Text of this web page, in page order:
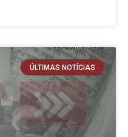
ÚLTIMAS NOTÍCIAS